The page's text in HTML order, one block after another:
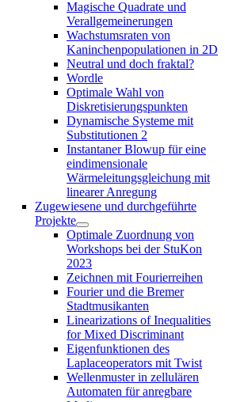
Magische Quadrate und
Verallgemeinerungen
Wachstumsraten von
Kaninchenpopulationen in 2D
Neutral und doch fraktal?
Wordle
Optimale Wahl von
Diskretisierungspunkten
Dynamische Systeme mit
Substitutionen 2
Instantaner Blowup für eine
eindimensionale
Wärmeleitungsgleichung mit
linearer Anregung
Zugewiesene und durchgeführte
Projekte
Optimale Zuordnung von
Workshops bei der StuKon
2023
Zeichnen mit Fourierreihen
Fourier und die Bremer
Stadtmusikanten
Linearizations of Inequalities
for Mixed Discriminant
Eigenfunktionen des
Laplaceoperators mit Twist
Wellenmuster in zellulären
Automaten für anregbare